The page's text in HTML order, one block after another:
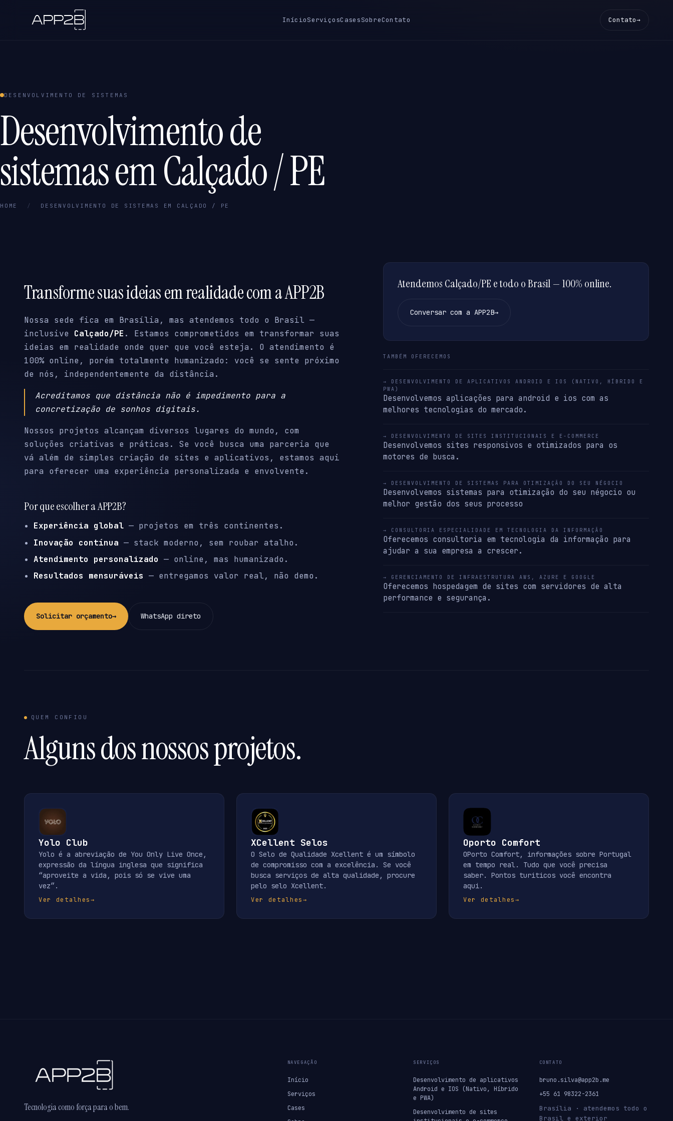
InícioServiçosCasesSobreContato Contato→
DESENVOLVIMENTO DE SISTEMAS
Desenvolvimento de
sistemas em Calçado / PE
HOME / DESENVOLVIMENTO DE SISTEMAS EM CALÇADO / PE
Transforme suas ideias em realidade com a APP2B
Nossa sede fica em Brasília, mas atendemos todo o Brasil —
inclusive Calçado/PE . Estamos comprometidos em transformar suas
ideias em realidade onde quer que você esteja. O atendimento é
100% online, porém totalmente humanizado: você se sente próximo
de nós, independentemente da distância.
Acreditamos que distância não é impedimento para a
concretização de sonhos digitais.
Nossos projetos alcançam diversos lugares do mundo, com
soluções criativas e práticas. Se você busca uma parceria que
vá além de simples criação de sites e aplicativos, estamos aqui
para oferecer uma experiência personalizada e envolvente.
Por que escolher a APP2B?
Experiência global — projetos em três continentes.
Inovação contínua — stack moderno, sem roubar atalho.
Atendimento personalizado — online, mas humanizado.
Resultados mensuráveis — entregamos valor real, não demo.
Solicitar orçamento→ WhatsApp direto
Atendemos Calçado/PE e todo o Brasil — 100% online.
Conversar com a APP2B→
TAMBÉM OFERECEMOS
→ DESENVOLVIMENTO DE APLICATIVOS ANDROID E IOS (NATIVO, HÍBRIDO E
PWA)
Desenvolvemos aplicações para android e ios com as
melhores tecnologias do mercado.
→ DESENVOLVIMENTO DE SITES INSTITUCIONAIS E E-COMMERCE
Desenvolvemos sites responsivos e otimizados para os
motores de busca.
→ DESENVOLVIMENTO DE SISTEMAS PARA OTIMIZAÇÃO DO SEU NÉGOCIO
Desenvolvemos sistemas para otimização do seu négocio ou
melhor gestão dos seus processo
→ CONSULTORIA ESPECIALIDADE EM TECNOLOGIA DA INFORMAÇÃO
Oferecemos consultoria em tecnologia da informação para
ajudar a sua empresa a crescer.
→ GERENCIAMENTO DE INFRAESTRUTURA AWS, AZURE E GOOGLE
Oferecemos hospedagem de sites com servidores de alta
performance e segurança.
QUEM CONFIOU
Alguns dos nossos projetos.
Yolo Club
Yolo é a abreviação de You Only Live Once,
expressão da língua inglesa que significa
“aproveite a vida, pois só se vive uma
vez”.
Ver detalhes→
XCellent Selos
O Selo de Qualidade Xcellent é um símbolo
de compromisso com a excelência. Se você
busca serviços de alta qualidade, procure
pelo selo Xcellent.
Ver detalhes→
Oporto Comfort
OPorto Comfort, informações sobre Portugal
em tempo real. Tudo que você precisa
saber. Pontos turiticos você encontra
aqui.
Ver detalhes→
Tecnologia como força para o bem.
NAVEGAÇÃO
Início
Serviços
Cases
SERVIÇOS
Desenvolvimento de aplicativos
Android e IOS (Nativo, Híbrido
e PWA)
Desenvolvimento de sites
CONTATO
bruno.silva@app2b.me
+55 61 98322-2361
Brasília · atendemos todo o
Brasil e exterior